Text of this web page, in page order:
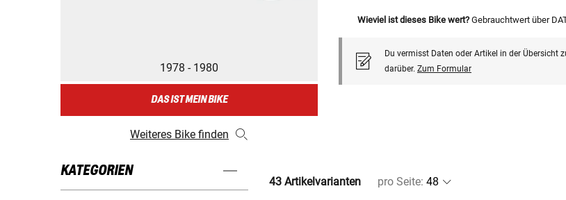
1978 - 1980
DAS IST MEIN BIKE
Weiteres Bike finden
Wieviel ist dieses Bike wert? Gebrauchtwert über
Du vermisst Daten oder Artikel in der Übersicht
darüber. Zum Formular
KATEGORIEN
43 Artikelvarianten pro Seite: